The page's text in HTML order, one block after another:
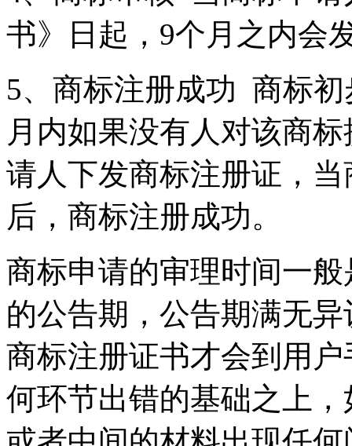
书》日起，9个月之内会
5、商标注册成功 商标
月内如果没有人对该商
请人下发商标注册证，
后，商标注册成功。
商标申请的审理时间一
的公告期，公告期满无
商标注册证书才会到用
何环节出错的基础之上